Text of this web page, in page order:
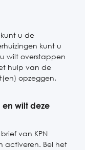
u de
kunt u
wilt overstappen
hulp van de
opzeggen.
wilt deze
van KPN
activeren. Bel het